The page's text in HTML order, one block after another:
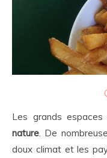
Les grands
nature. De
doux climat et les